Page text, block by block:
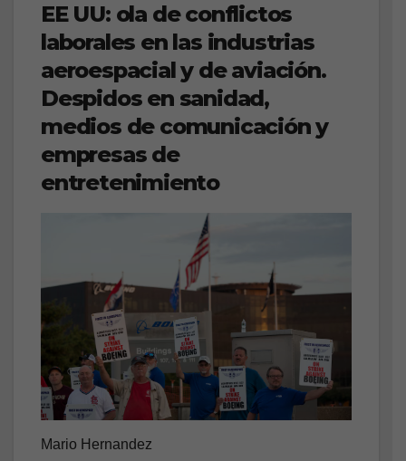
EE UU: ola de conflictos
laborales en las industrias
aeroespacial y de aviación.
Despidos en sanidad,
medios de comunicación y
empresas de
entretenimiento
Mario Hernandez